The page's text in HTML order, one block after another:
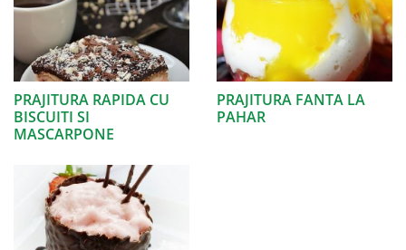
PRAJITURA RAPIDA CU
BISCUITI SI
MASCARPONE
PRAJITURA FANTA LA
PAHAR